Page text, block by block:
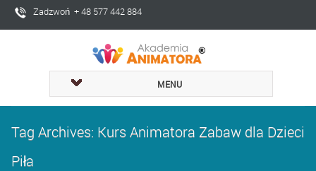
Zadzwoń + 48 577 442 884
MENU
Tag Archives: Kurs Animatora Zabaw dla Dzieci
Piła